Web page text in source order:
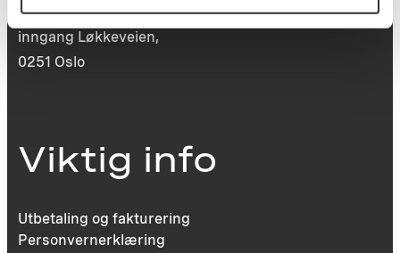
Victoria Terrasse 11
inngang Løkkeveien,
0251 Oslo
Viktig info
Utbetaling og fakturering
Personvernerklæring